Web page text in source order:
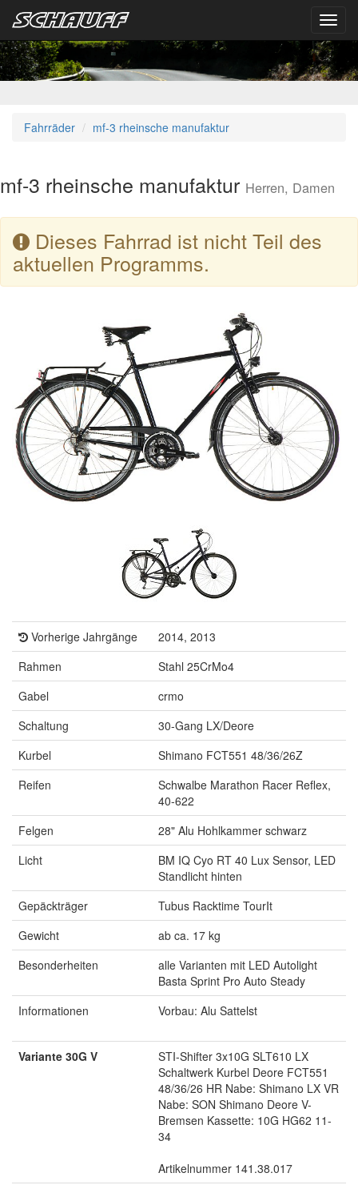
Fahrräder mf-3 rheinsche manufaktur
mf-3 rheinsche manufaktur Herren, Damen
Dieses Fahrrad ist nicht Teil des
aktuellen Programms.
Vorherige Jahrgänge
2014, 2013
Rahmen
Stahl 25CrMo4
Gabel
crmo
Schaltung
30-Gang LX/Deore
Kurbel
Shimano FCT551 48/36/26Z
Reifen
Schwalbe Marathon Racer Reflex,
40-622
Felgen
28" Alu Hohlkammer schwarz
Licht
BM IQ Cyo RT 40 Lux Sensor, LED
Standlicht hinten
Gepäckträger
Tubus Racktime TourIt
Gewicht
ab ca. 17 kg
Besonderheiten
alle Varianten mit LED Autolight
Basta Sprint Pro Auto Steady
Informationen
Vorbau: Alu Sattelst
Variante 30G V
STI-Shifter 3x10G SLT610 LX
Schaltwerk Kurbel Deore FCT551
48/36/26 HR Nabe: Shimano LX VR
Nabe: SON Shimano Deore V-
Bremsen Kassette: 10G HG62 11-
34
Artikelnummer 141.38.017